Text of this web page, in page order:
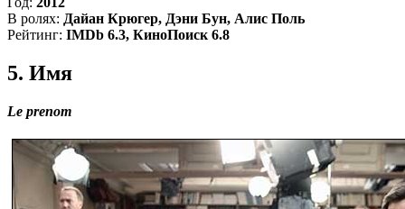
В ролях: Дайан Крюгер, Дэни Бун, Алис Поль
Рейтинг: IMDb 6.3, КиноПоиск 6.8
5. Имя
Le prenom